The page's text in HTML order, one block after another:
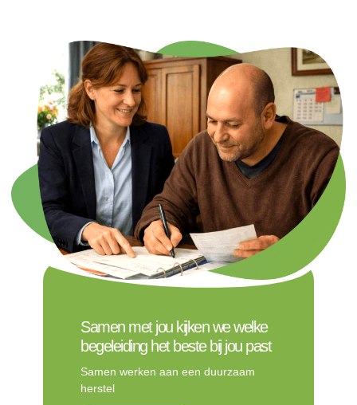
Samen met jou kijken we welke
begeleiding het beste bij jou past
Samen werken aan een duurzaam
herstel